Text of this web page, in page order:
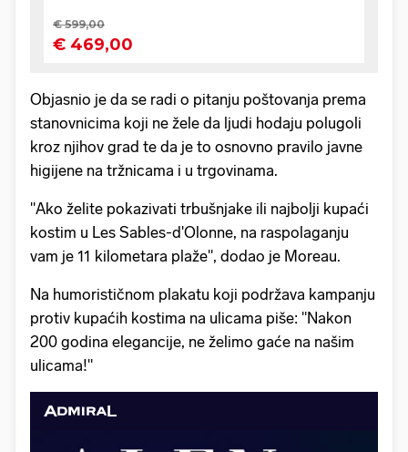
Objasnio je da se radi o pitanju poštovanja prema
stanovnicima koji ne žele da ljudi hodaju polugoli
kroz njihov grad te da je to osnovno pravilo javne
higijene na tržnicama i u trgovinama.
"Ako želite pokazivati trbušnjake ili najbolji kupaći
kostim u Les Sables-d'Olonne, na raspolaganju
vam je 11 kilometara plaže", dodao je Moreau.
Na humorističnom plakatu koji podržava kampanju
protiv kupaćih kostima na ulicama piše: "Nakon
200 godina elegancije, ne želimo gaće na našim
ulicama!"